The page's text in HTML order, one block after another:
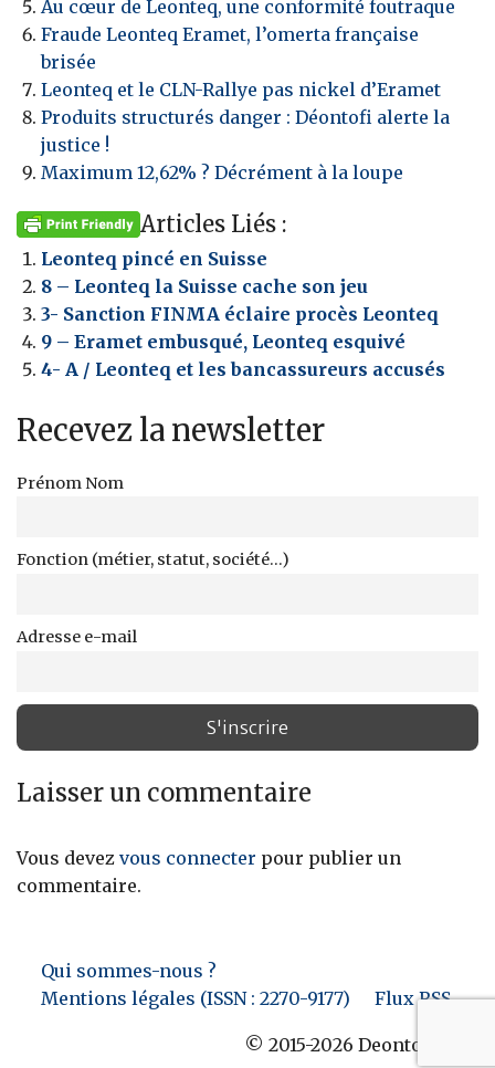
Au cœur de Leonteq, une conformité foutraque
Fraude Leonteq Eramet, l’omerta française
brisée
Leonteq et le CLN-Rallye pas nickel d’Eramet
Produits structurés danger : Déontofi alerte la
justice !
Maximum 12,62% ? Décrément à la loupe
Articles Liés :
Leonteq pincé en Suisse
8 – Leonteq la Suisse cache son jeu
3- Sanction FINMA éclaire procès Leonteq
9 – Eramet embusqué, Leonteq esquivé
4- A / Leonteq et les bancassureurs accusés
Recevez la newsletter
Prénom Nom
Fonction (métier, statut, société...)
Adresse e-mail
Laisser un commentaire
Vous devez vous connecter pour publier un
commentaire.
Qui sommes-nous ?
Mentions légales (ISSN : 2270-9177)
Flux RSS
© 2015-2026 Deontofi.com